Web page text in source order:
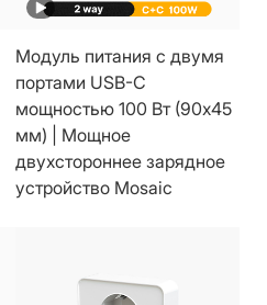
Модуль питания с двумя
портами USB-C
мощностью 100 Вт (90x45
мм) | Мощное
двухстороннее зарядное
устройство Mosaic